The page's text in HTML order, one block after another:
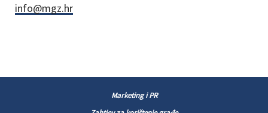
info@mgz.hr
Marketing i PR